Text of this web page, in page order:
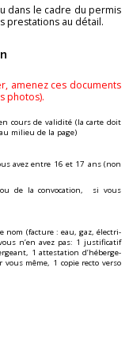
dans le cadre du per­mis
pres­ta­tions au dé­tail.
ame­nez ces do­cu­ments
pho­tos).
cours de va­li­dité (la carte doit
mi­lieu de la page)
avez entre 16 et 17 ans (non
de la convo­ca­tion, si vous
nom (fac­ture : eau, gaz, élec­tri­
n’en avez pas: 1 jus­ti­fi­ca­tif
1 at­tes­ta­tion d’hé­ber­ge­
même, 1 copie recto verso